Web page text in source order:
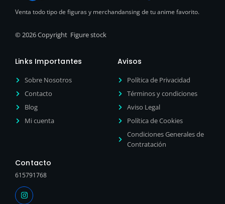
Venta todo tipo de figuras y merchandansing de tu anime favorito.
© 2026 Copyright Figure stock
Links Importantes
Sobre Nosotros
Contacto
Blog
Mi cuenta
Avisos
Política de Privacidad
Términos y condiciones
Aviso Legal
Política de Cookies
Condiciones Generales de
Contratación
Contacto
615791768